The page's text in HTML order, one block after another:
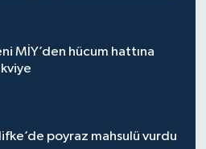
MİY’den hücum hattına
poyraz mahsulü vurdu